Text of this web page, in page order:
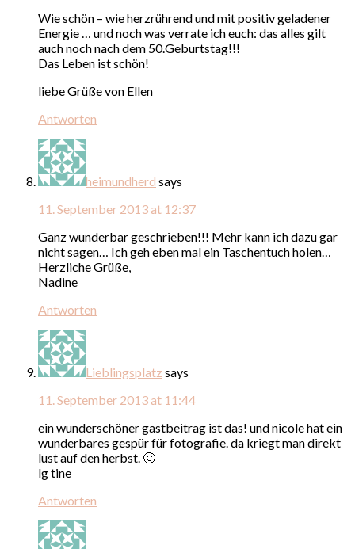
Wie schön – wie herzrührend und mit positiv geladener
Energie … und noch was verrate ich euch: das alles gilt
auch noch nach dem 50.Geburtstag!!!
Das Leben ist schön!
liebe Grüße von Ellen
Antworten
heimundherd says
11. September 2013 at 12:37
Ganz wunderbar geschrieben!!! Mehr kann ich dazu gar
nicht sagen… Ich geh eben mal ein Taschentuch holen…
Herzliche Grüße,
Nadine
Antworten
Lieblingsplatz says
11. September 2013 at 11:44
ein wunderschöner gastbeitrag ist das! und nicole hat ein
wunderbares gespür für fotografie. da kriegt man direkt
lust auf den herbst. 🙂
lg tine
Antworten